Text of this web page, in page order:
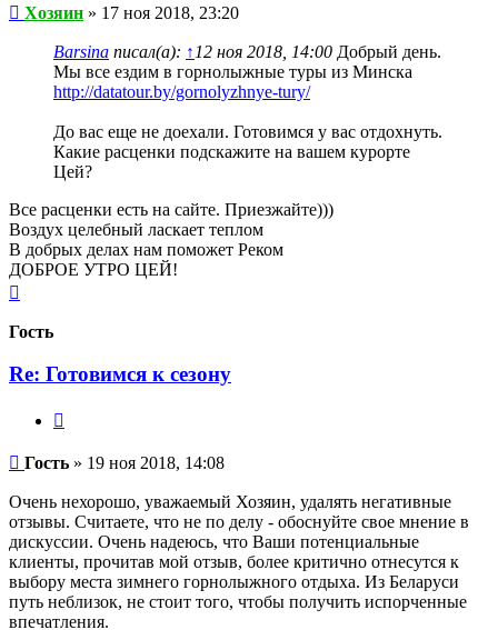
Сообщение
Хозяин » 17 ноя 2018, 23:20
Barsina писал(а): ↑ 12 ноя 2018, 14:00 Добрый день.
Мы все ездим в горнолыжные туры из Минска
http://datatour.by/gornolyzhnye-tury/
До вас еще не доехали. Готовимся у вас отдохнуть.
Какие расценки подскажите на вашем курорте
Цей?
Все расценки есть на сайте. Приезжайте)))
Воздух целебный ласкает теплом
В добрых делах нам поможет Реком
ДОБРОЕ УТРО ЦЕЙ!
началу
Гость
Re: Готовимся к сезону
Сообщение
Гость » 19 ноя 2018, 14:08
Очень нехорошо, уважаемый Хозяин, удалять негативные
отзывы. Считаете, что не по делу - обоснуйте свое мнение в
дискуссии. Очень надеюсь, что Ваши потенциальные
клиенты, прочитав мой отзыв, более критично отнесутся к
выбору места зимнего горнолыжного отдыха. Из Беларуси
путь неблизок, не стоит того, чтобы получить испорченные
впечатления.